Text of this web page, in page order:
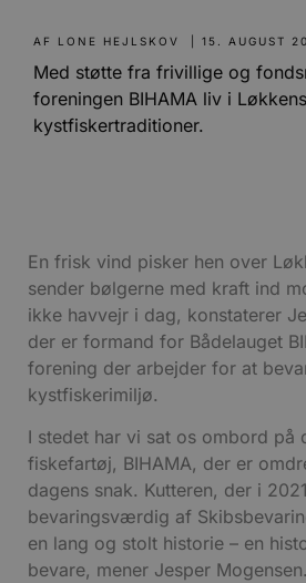
AF LONE HEJLSKOV 15. AUGUST
Med støtte fra frivillige og
foreningen BIHAMA liv i Løkkens
kystfiskertraditioner.
En frisk vind pisker hen over
sender bølgerne med kraft ind
ikke havvejr i dag, konstaterer
der er formand for Bådelauget
forening der arbejder for at
kystfiskerimiljø.
I stedet har vi sat os ombord på
fiskefartøj, BIHAMA, der er
dagens snak. Kutteren, der i
bevaringsværdig af
en lang og stolt historie – en
bevare, mener Jesper Mogensen.